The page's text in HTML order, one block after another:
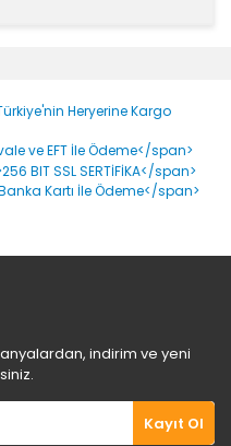
görüntülenemiyor.
bilgiler bulunuyor.
indirim ve yeni
Kayıt Ol